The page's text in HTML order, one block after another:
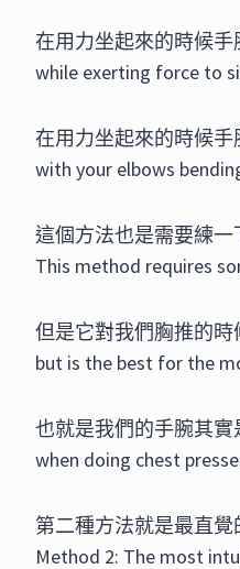
在用力坐起來的時候手
while exerting force to
在用力坐起來的時候手
with your elbows
這個方法也是需要練一
This method requires
但是它對我們胸推的
but is the best for the
也就是我們的手腕其實
when doing chest
第二種方法就是最直覺
Method 2: The most